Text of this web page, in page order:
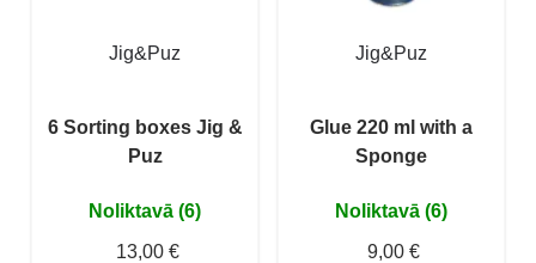
Jig&Puz
6 Sorting boxes Jig &
Puz
Noliktavā (6)
13,00 €
Jig&Puz
Glue 220 ml with a
Sponge
Noliktavā (6)
9,00 €